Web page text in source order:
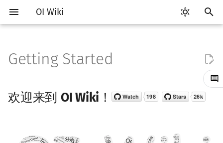
OI Wiki
始
Getting Started
关于本项目
OI Wiki 不是什么
比赛相关简介
赛事 ICPC/CCPC 赛事与赛制
交互题
学习路线
分段打表
常见技巧
工具软件简介
代码编辑工具 Emacs
Atom
Arbiter
CCR Plus
命令行
通用
Validator
语言基础简介
C++ 基础 C++ 语法基础
运算
STL 容器
bitset
C++ 进阶
命名空间
重载运算符
算法基础简介
复杂度 均摊复杂度
模拟
选择排序
插入排序
搜索部分简介
DFS（搜索）
双向搜索
动态规划部分简介
动态规划基础
背包 DP
单调队列/单调栈优化
四边形不等式优化
字符串部分简介
字符串基础
字符串匹配
最优原地后缀排序算法
数学部分简介
布尔代数 进位制
格雷码
位操作
模算术简介
最大公约数
代数基本定理
快速数论变换
抽屉原理
斐波那契数列
向量
矩阵
单纯形法
群论
域论
条件概率与独立性
随机变量的数字特征
公平组合游戏
非公平组合游戏
数值积分
牛顿迭代法
数据结构部分简介
栈
链表
并查集复杂度
二叉堆
左偏树
块状数组
树分块
线段树合并 & 分裂
猫树
Treap
WBLT
可持久化线段树
可持久化平衡树
平衡树套线段树
树状数组套权值线段树
全局平衡二叉树
Top Tree
图论部分简介
图论相关概念
DFS（图论）
树的直径
树的重心
差分约束
同余最短路
最小树形图
双连通分量
圆方树
最大流
费用流
二分图最大匹配
一般图最大匹配
计算几何部分简介
二维计算几何基础
距离
杂项简介
离散化
离线算法
CDQ 分治
莫队算法
随机化技巧
模拟退火
RMQ
并查集应用
线段树与离线询问
Getting Started
欢迎来到 OI Wiki ！